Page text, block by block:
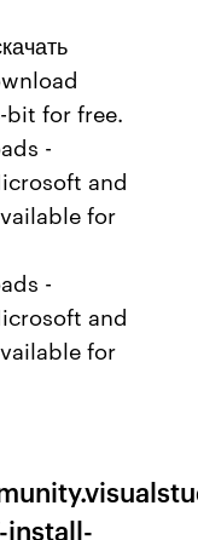
bit for free.
-
and
for
-
and
for